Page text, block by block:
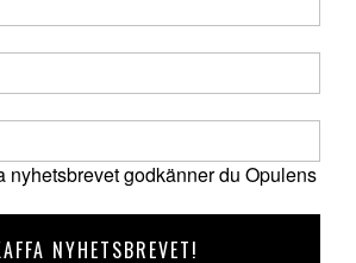
nyhetsbrevet godkänner du Opulens